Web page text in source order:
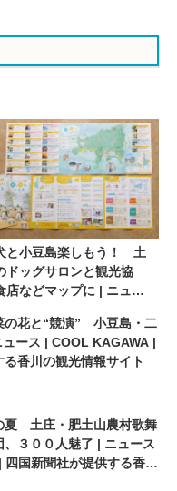
と小豆島楽しもう！ 土
ドッグサロンと観光協
店などマップに | ニュー
が提供する香川の観光情
イト
花と“競演” 小豆島・二
ース | COOL KAGAWA |
る香川の観光情報サイト
夏 土庄・肥土山農村歌舞
３００人魅了 | ニュース
国新聞社が提供する香川